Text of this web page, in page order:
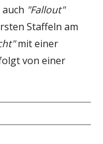
auch "Fallout"
Staffeln am
mit einer
von einer